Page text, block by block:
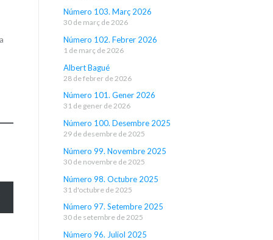
Número 103. Març 2026
30 de març de 2026
Número 102. Febrer 2026
1 de març de 2026
Albert Bagué
28 de febrer de 2026
Número 101. Gener 2026
31 de gener de 2026
Número 100. Desembre 2025
29 de desembre de 2025
Número 99. Novembre 2025
30 de novembre de 2025
Número 98. Octubre 2025
31 d'octubre de 2025
Número 97. Setembre 2025
30 de setembre de 2025
Número 96. Juliol 2025